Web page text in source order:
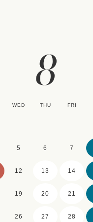
8
WED THU FRI
5 6 7
12 13 14
19 20 21
26 27 28